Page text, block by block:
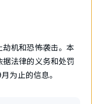
机和恐怖袭击。本
法律的义务和处罚
为止的信息。